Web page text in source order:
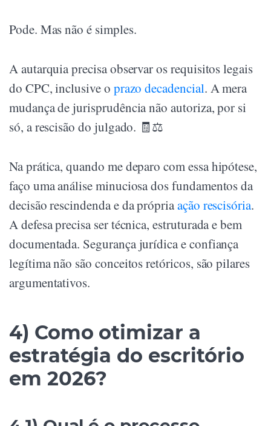
Pode. Mas não é simples.
A autarquia precisa observar os requisitos legais
do CPC, inclusive o prazo decadencial. A mera
mudança de jurisprudência não autoriza, por si
só, a rescisão do julgado. 🧾⚖️
Na prática, quando me deparo com essa hipótese,
faço uma análise minuciosa dos fundamentos da
decisão rescindenda e da própriaação rescisória.
A defesa precisa ser técnica, estruturada e bem
documentada. Segurança jurídica e confiança
legítima não são conceitos retóricos, são pilares
argumentativos.
4) Como otimizar a
estratégia do escritório
em 2026?